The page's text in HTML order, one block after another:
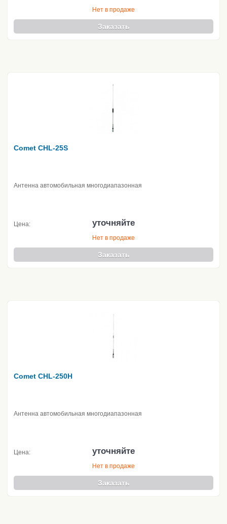
Нет в продаже
Заказать
Comet CHL-25S
Антенна автомобильная многодиапазонная
Цена: уточняйте
Нет в продаже
Заказать
Comet CHL-250H
Антенна автомобильная многодиапазонная
Цена: уточняйте
Нет в продаже
Заказать